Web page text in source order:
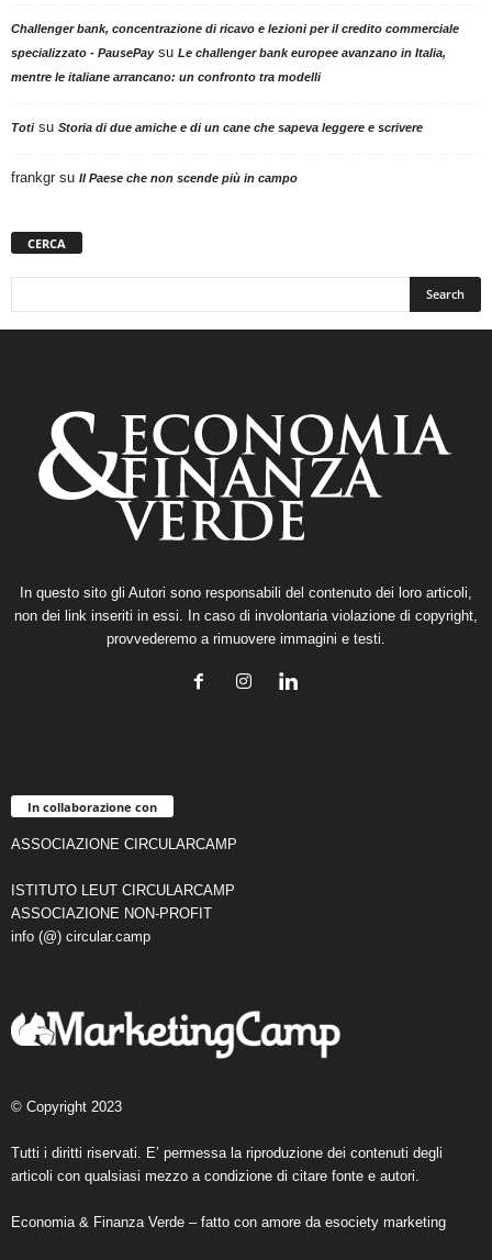
Challenger bank, concentrazione di ricavo e lezioni per il credito commerciale
specializzato - PausePaysu Le challenger bank europee avanzano in Italia,
mentre le italiane arrancano: un confronto tra modelli
Totisu Storia di due amiche e di un cane che sapeva leggere e scrivere
frankgr su Il Paese che non scende più in campo
CERCA
In questo sito gli Autori sono responsabili del contenuto dei loro articoli,
non dei link inseriti in essi. In caso di involontaria violazione di copyright,
provvederemo a rimuovere immagini e testi.
In collaborazione con
ASSOCIAZIONE CIRCULARCAMP
ISTITUTO LEUT CIRCULARCAMP
ASSOCIAZIONE NON-PROFIT
info (@) circular.camp
© Copyright 2023
Tutti i diritti riservati. E’ permessa la riproduzione dei contenuti degli
articoli con qualsiasi mezzo a condizione di citare fonte e autori.
Economia & Finanza Verde – fatto con amore da esociety marketing